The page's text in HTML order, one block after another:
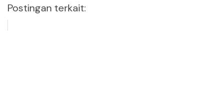
Postingan terkait: